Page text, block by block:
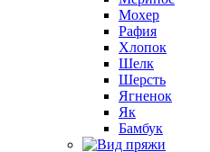
Мохер
Рафия
Хлопок
Шелк
Шерсть
Ягненок
Як
Бамбук